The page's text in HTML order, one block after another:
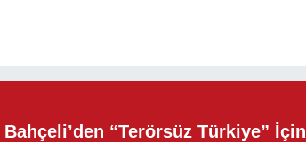
“Terörsüz Türkiye” İçin